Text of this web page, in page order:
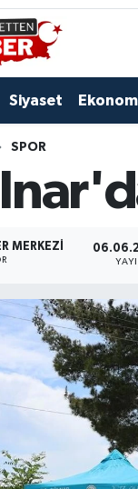
Siyaset
SPOR
MERKEZI